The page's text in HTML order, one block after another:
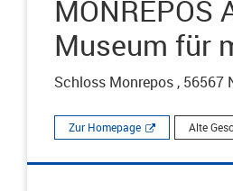
Museum für
Schloss Monrepos , 56567
Zur Homepage Alte